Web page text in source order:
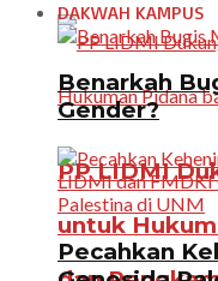
PP LIDMI
untuk
DAKWAH KAMPUS
Benarkah
Gender?
Pecahkan